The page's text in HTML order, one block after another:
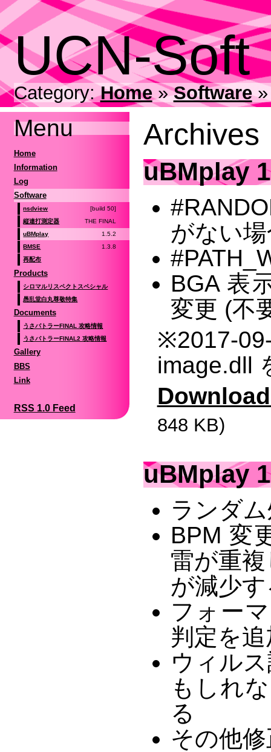
UCN-Soft
Category:Home»Software
Menu
Home
Information
Log
Software
nsdview
[build 50]
縦連打測定器
THE FINAL
uBMplay
1.5.2
BMSE
1.3.8
再配布
Products
シロマルリスペクトスペシャル
愚乱堂白丸尊敬特集
Documents
うさバトラーFINAL 攻略情報
うさバトラーFINAL2 攻略情報
Gallery
BBS
Link
RSS 1.0 Feed
Archives
uBMplay
がない
BGA 表
変更 (不
※2017-
image.dll
848 KB)
uBMplay
ランダ
BPM 変
雷が重
が減少
フォー
判定を
ウィル
もしれ
る
その他